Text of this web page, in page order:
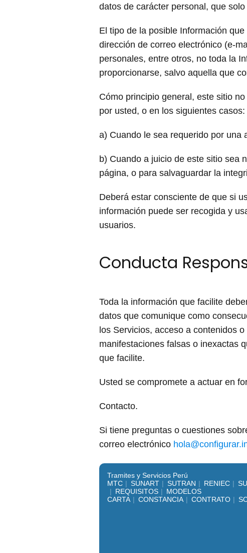
datos de carácter personal, que
El tipo de la posible Información
dirección de correo electrónico (e-
personales, entre otros, no toda la
proporcionarse, salvo aquella que
Cómo principio general, este sitio
por usted, o en los siguientes casos:
a) Cuando le sea requerido por una
b) Cuando a juicio de este sitio sea
página, o para salvaguardar la
Deberá estar consciente de que si
información puede ser recogida y
usuarios.
Conducta
Toda la información que facilite
datos que comunique como
los Servicios, acceso a contenidos
manifestaciones falsas o inexactas
que facilite.
Usted se compromete a actuar en
Contacto.
Si tiene preguntas o cuestiones
correo electrónico
Tramites y Servicios Perú
MTC
SUNART SUTRAN RENIEC
REQUISITOS
MODELOS
CARTA
CONSTANCIA CONTRATO